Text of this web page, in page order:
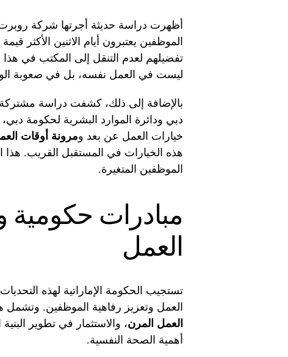
تفضيلهم لعدم التنقل إلى المكتب في
ليست في العمل نفسه، بل في صعوبة
دبي ودائرة الموارد البشرية لحكومة
خيارات العمل عن بعد ومرونة أوقات
هذه الخيارات في المستقبل القريب. هذا
الموظفين المتغيرة.
مبادرات حكومية
العمل
تستجيب الحكومة الإماراتية لهذه
العمل وتعزيز رفاهية الموظفين.
العمل المرن، والاستثمار في تطوير
أهمية الصحة النفسية.